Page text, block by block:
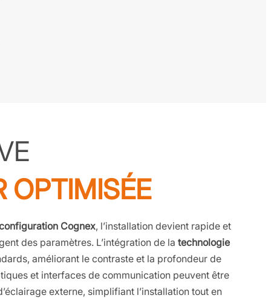
OPTIMISÉE
Cognex, l’installation devient rapide et
des paramètres. L’intégration de la technologie
améliorant le contraste et la profondeur de
et interfaces de communication peuvent être
externe, simplifiant l’installation tout en